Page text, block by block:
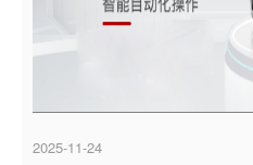
2025-11-24